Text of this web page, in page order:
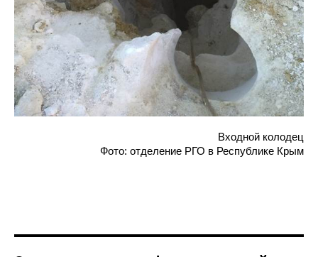
Входной колодец
Фото: отделение РГО в Республике Крым